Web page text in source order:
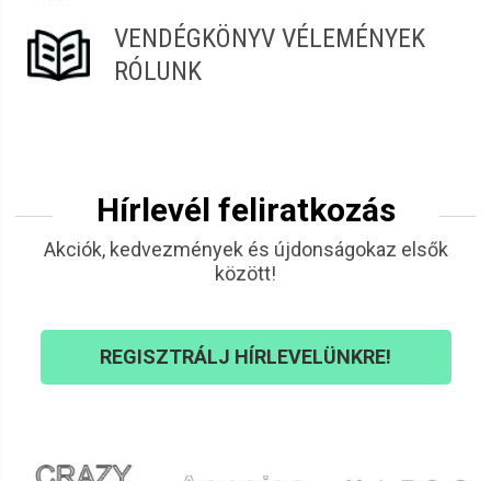
VENDÉGKÖNYV VÉLEMÉNYEK
RÓLUNK
Hírlevél feliratkozás
Akciók, kedvezmények és újdonságokaz elsők
között!
REGISZTRÁLJ HÍRLEVELÜNKRE!